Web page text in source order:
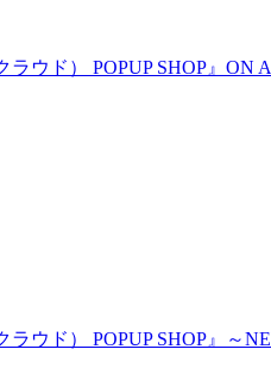
ウド） POPUP SHOP』ON
ラウド） POPUP SHOP』～